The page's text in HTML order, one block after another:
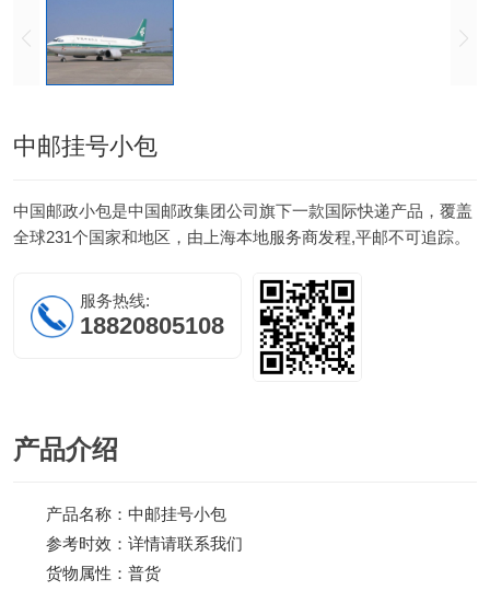
中邮挂号小包
中国邮政小包是中国邮政集团公司旗下一款国际快递产品，覆盖
全球231个国家和地区，由上海本地服务商发程,平邮不可追踪。
服务热线:
18820805108
产品介绍
产品名称：中邮挂号小包
参考时效：详情请联系我们
货物属性：普货